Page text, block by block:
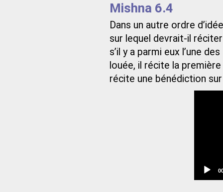
Mishna 6.4
Dans un autre ordre
sur lequel devrait-il
s’il y a parmi eux l’une
louée, il récite la
récite une bénédiction